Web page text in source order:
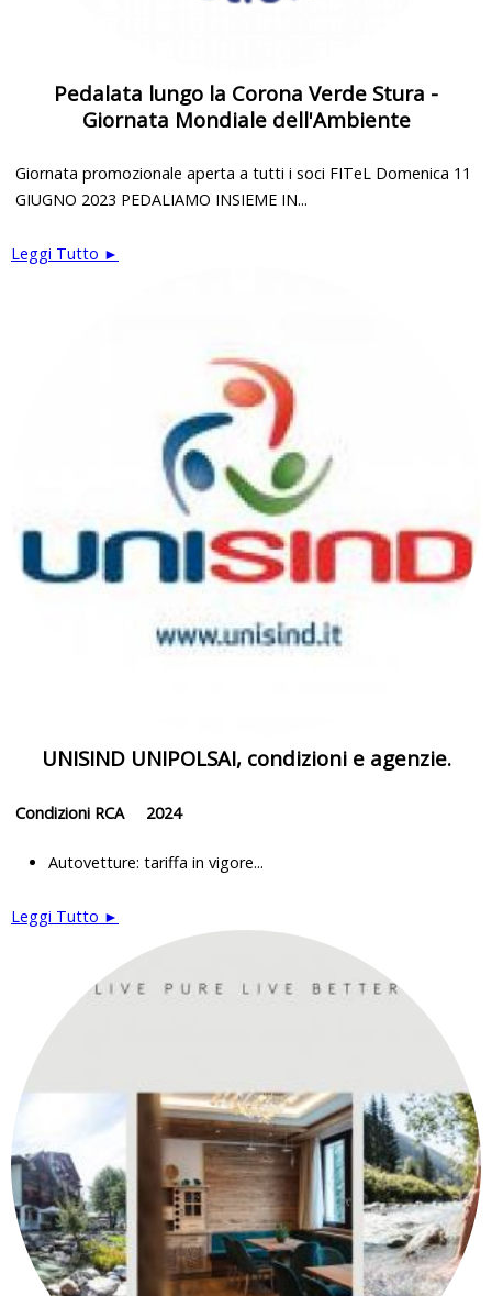
Pedalata lungo la Corona Verde Stura -
Giornata Mondiale dell'Ambiente
Giornata promozionale aperta a tutti i soci FITeL Domenica 11
GIUGNO 2023 PEDALIAMO INSIEME IN...
Leggi Tutto ►
UNISIND UNIPOLSAI, condizioni e agenzie.
Condizioni RCA 2024
Autovetture: tariffa in vigore...
Leggi Tutto ►